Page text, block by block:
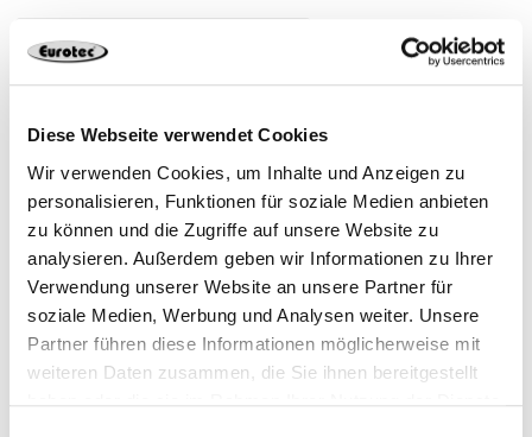
Diese Webseite verwendet Cookies
Wir verwenden Cookies, um Inhalte und Anzeigen zu
personalisieren, Funktionen für soziale Medien anbieten
zu können und die Zugriffe auf unsere Website zu
analysieren. Außerdem geben wir Informationen zu Ihrer
Verwendung unserer Website an unsere Partner für
soziale Medien, Werbung und Analysen weiter. Unsere
Partner führen diese Informationen möglicherweise mit
weiteren Daten zusammen, die Sie ihnen bereitgestellt
tejado verticales 40/60
Fijación a la viga con tornillo de cabeza avellanada de
mm)
Fijación al soporte con tornillos de cabeza plana o
Panhead de Ø 4 x 30 mm
Barra de bloqueo en el alojamiento del tornillo para
su ajuste
Material
Poliamida resistente reforzada con fibra de vidrio
Hoja de datos del producto
Instrucciones de montaje
954223 30 x 50 mm
Poliamida resistente reforzada con fibra de